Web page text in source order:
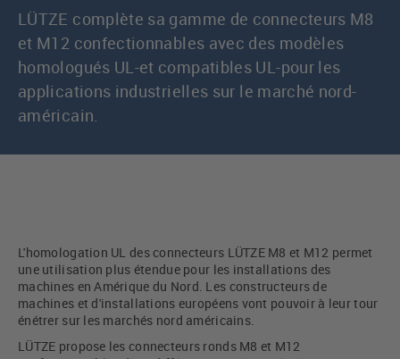
LÜTZE complète sa gamme de connecteurs M8
et M12 confectionnables avec des modèles
homologués UL-et compatibles UL-pour les
applications industrielles sur le marché nord-
américain.
L'homologation UL des connecteurs LÜTZE M8 et M12 permet
une utilisation plus étendue pour les installations des
machines en Amérique du Nord. Les constructeurs de
machines et d'installations européens vont pouvoir à leur tour
énétrer sur les marchés nord américains.
LÜTZE propose les connecteurs ronds M8 et M12